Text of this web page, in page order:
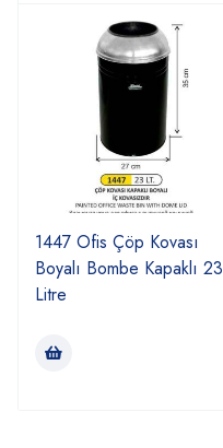
1447 Ofis Çöp Kovası
Boyalı Bombe Kapaklı 23
Litre